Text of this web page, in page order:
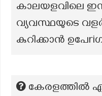
കാലയളവിലെ
വ്യവസ്ഥയുടെ
കുറിക്കാൻ
കേരളത്തില്‍